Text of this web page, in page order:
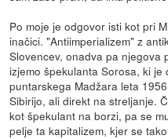
Po moje je odgovor isti kot pri
inačici. "Antiimperializem" z
Slovencev, onadva pa njegova
izjemo špekulanta Sorosa, ki
puntarskega Madžara leta
Sibirijo, ali direkt na streljanje.
kot špekulant na borzi, pa se
pelje ta kapitalizem, kjer se